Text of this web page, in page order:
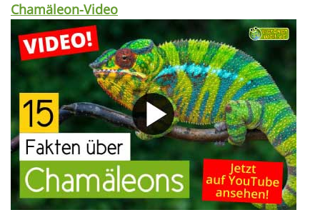
Chamäleon-Video